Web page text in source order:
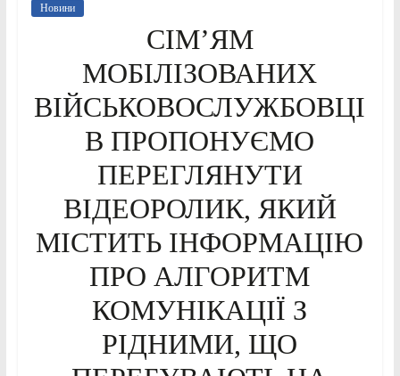
Новини
СІМ’ЯМ
МОБІЛІЗОВАНИХ
ВІЙСЬКОВОСЛУЖБОВЦІ
В ПРОПОНУЄМО
ПЕРЕГЛЯНУТИ
ВІДЕОРОЛИК, ЯКИЙ
МІСТИТЬ ІНФОРМАЦІЮ
ПРО АЛГОРИТМ
КОМУНІКАЦІЇ З
РІДНИМИ, ЩО